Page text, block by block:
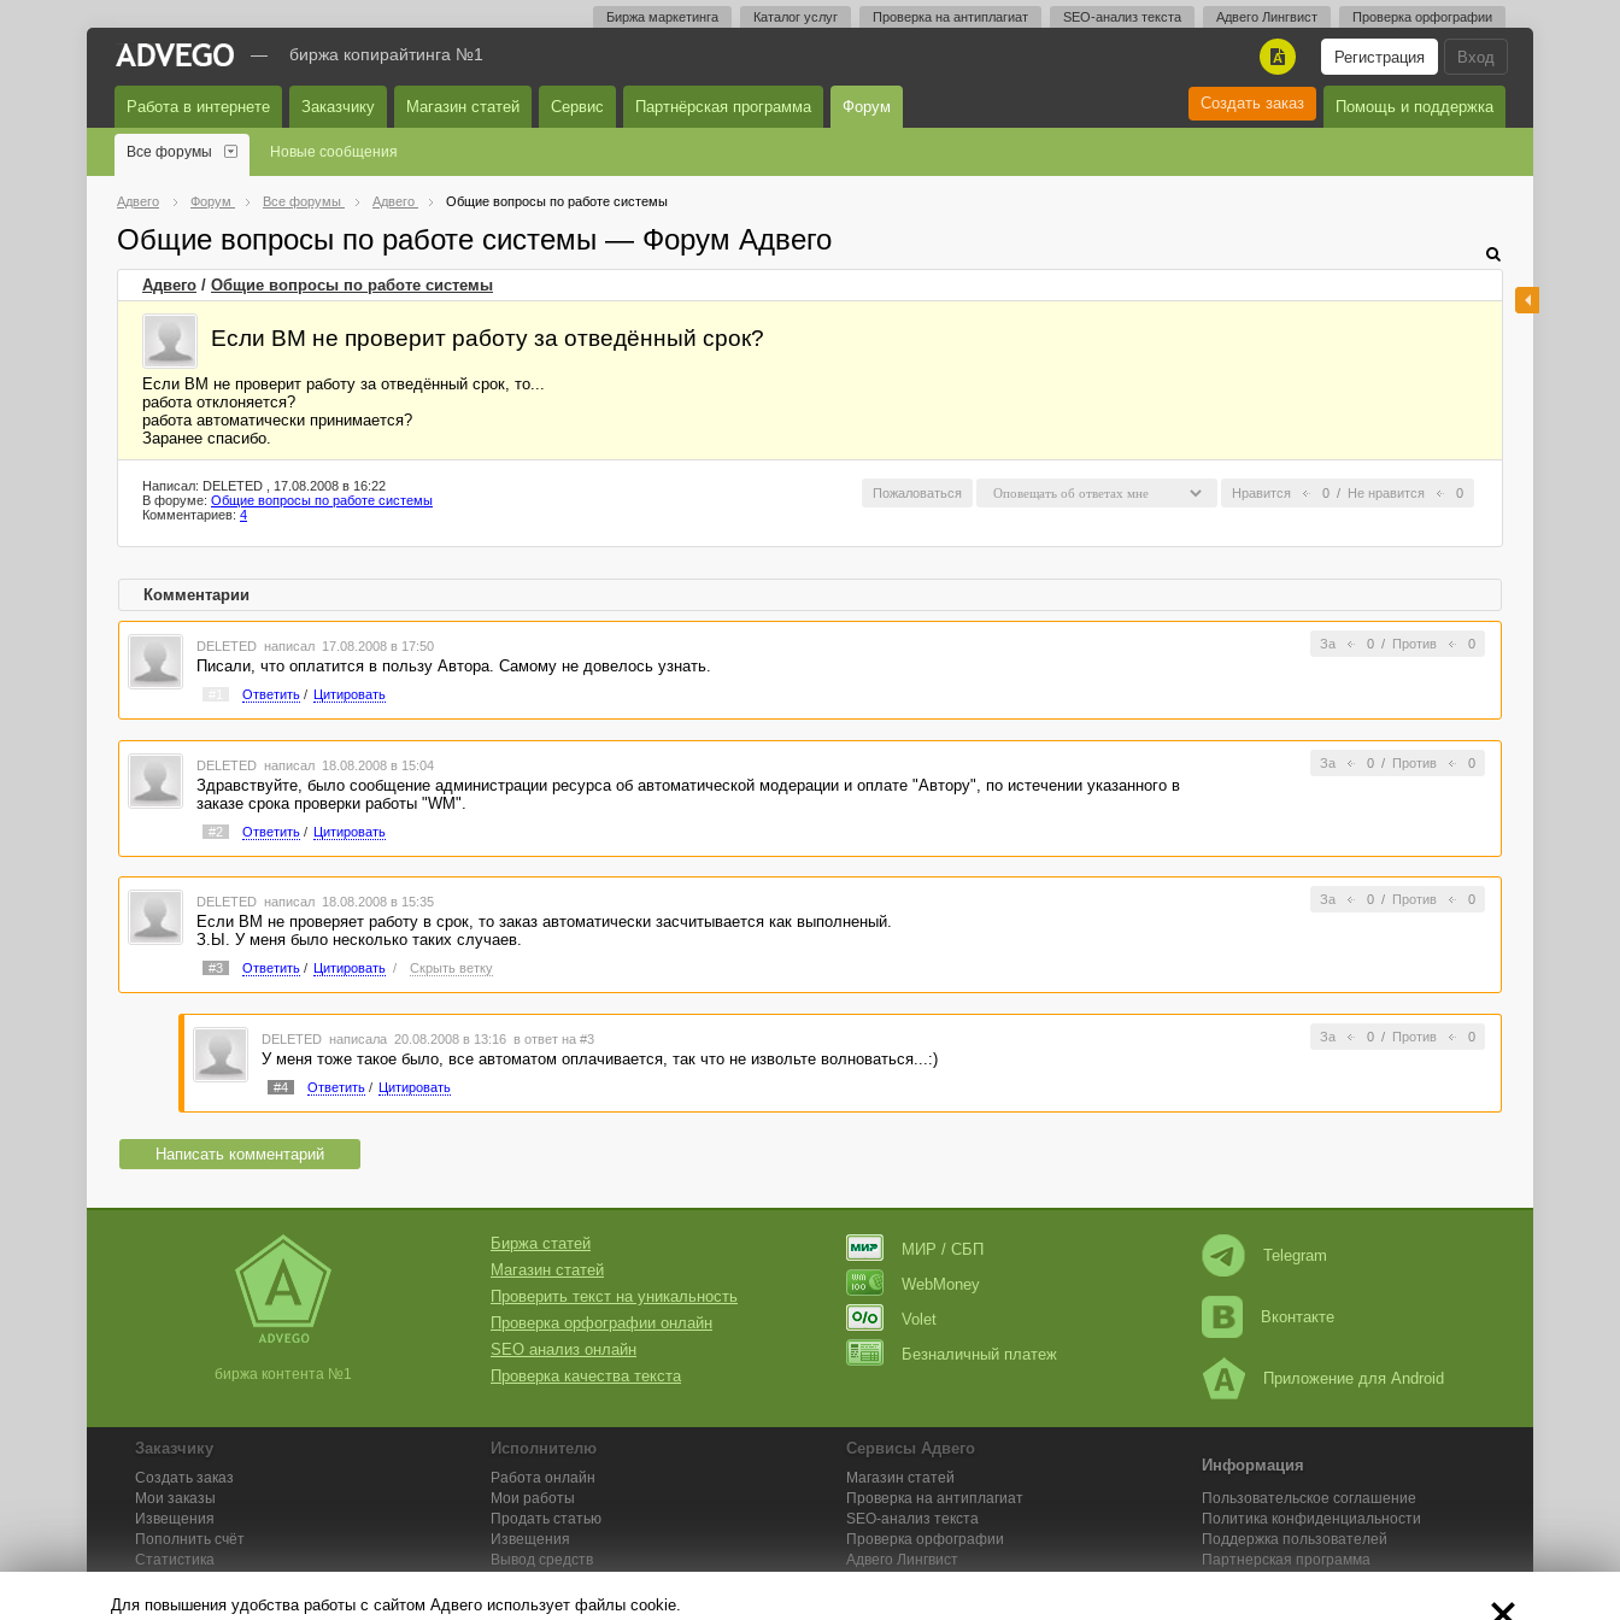
Биржа маркетинга Каталог услуг Проверка на антиплагиат SEO-анализ текста Адвего Лингвист Проверка орфографии
Вход
Регистрация
A
— биржа копирайтинга №1
Работа в интернете Заказчику Магазин статей Сервис Партнёрская программа Форум Помощь и поддержка
Создать заказ
Все форумы Новые сообщения
Адвего Форум Все форумы Адвего Общие вопросы по работе системы
Общие вопросы по работе системы — Форум Адвего
Адвего / Общие вопросы по работе системы
Если ВМ не проверит работу за отведённый срок?
Если ВМ не проверит работу за отведённый срок, то...
работа отклоняется?
работа автоматически принимается?
Заранее спасибо.
Нравится 0 / Не нравится 0
Пожаловаться
Написал: DELETED , 17.08.2008 в 16:22
В форуме: Общие вопросы по работе системы
Комментариев: 4
Комментарии
За 0/ Против 0
DELETED написал 17.08.2008 в 17:50
Писали, что оплатится в пользу Автора. Самому не довелось узнать.
Ответить/ Цитировать
За 0/ Против 0
DELETED написал 18.08.2008 в 15:04
Здравствуйте, было сообщение администрации ресурса об автоматической модерации и оплате "Автору", по истечении указанного в
заказе срока проверки работы "WM".
#2 Ответить/ Цитировать
За 0/ Против 0
DELETED написал 18.08.2008 в 15:35
Если ВМ не проверяет работу в срок, то заказ автоматически засчитывается как выполненый.
З.Ы. У меня было несколько таких случаев.
#3 Ответить/ Цитировать / Скрыть ветку
За 0/ Против 0
DELETED написала 20.08.2008 в 13:16 в ответ на #3
У меня тоже такое было, все автоматом оплачивается, так что не извольте волноваться...:)
#4 Ответить/ Цитировать
Написать комментарий
биржа контента №1
Биржа статей
Магазин статей
Проверить текст на уникальность
Проверка орфографии онлайн
SEO анализ онлайн
Проверка качества текста
МИР / СБП
WebMoney
Volet
Безналичный платеж
Telegram
Вконтакте
Приложение для Android
Заказчику
Создать заказ
Мои заказы
Извещения
Пополнить счёт
Статистика
Исполнителю
Работа онлайн
Мои работы
Продать статью
Извещения
Вывод средств
Сервисы Адвего
Магазин статей
Проверка на антиплагиат
SEO-анализ текста
Проверка орфографии
Адвего Лингвист
Информация
Пользовательское соглашение
Политика конфиденциальности
Поддержка пользователей
Партнерская программа
Для повышения удобства работы с сайтом Адвего использует файлы cookie.